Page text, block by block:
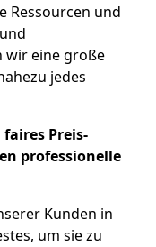
Ressourcen und
wir eine große
jedes
Preis-
professionelle
Kunden in
um sie zu